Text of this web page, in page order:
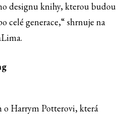
designu knihy, kterou budou
celé generace,“ shrnuje na
o Harrym Potterovi, která